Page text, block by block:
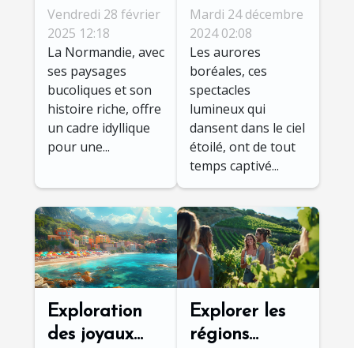
choisir le
séjour spa
idéal en
région
normande
Vendredi 28 février
2025 12:18
La Normandie, avec
ses paysages
bucoliques et son
histoire riche, offre
un cadre idyllique
pour une...
boréales :
meilleur
moment et
destinations
Mardi 24 décembre
2024 02:08
Les aurores
boréales, ces
spectacles
lumineux qui
dansent dans le ciel
étoilé, ont de tout
temps captivé...
Exploration
des joyaux
Explorer les
régions